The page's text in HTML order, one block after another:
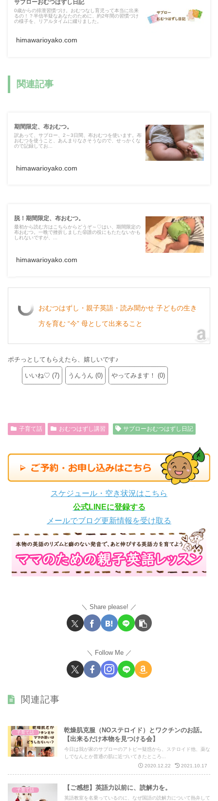
サブローおむつはずし日記
0歳からの排泄習慣づけ。おむつなし育児って本当に出来
るの！？半信半疑なあなたのために、約2年間の習慣づけ
の様子を、リアルタイムに綴りました。
himawarioyako.com
関連記事
期間限定、布おむつ。
訳あって、サブロー、2～3日間、布おむつを使います。布
おむつを使うこと、あんまりなさそうなので、せっかくな
ので記録してお...
himawarioyako.com
脱！期間限定、布おむつ。
最初から読む方はこちらからどうぞ～♡はい、期間限定の
布おむつ。一晩で挫折しました😝誰の役にもたたないかも
しれないですが、...
himawarioyako.com
おむつはずし・親子英語・読み聞かせ 子どもの生き
方を育む “今” 母として出来ること
ポチっとしてもらえたら、嬉しいです♪
いいね♡ (7) うんうん (0) やってみます！ (0)
子育て話 おむつはずし講習 サブローおむつはずし日記
スケジュール・空き状況はこちら
公式LINEに登録する
メールでブログ更新情報を受け取る
Share please!
Follow Me
関連記事
子育て話
乾燥肌克服（NOステロイド）とワクチンのお話。
【出来るだけ本物を見つける会】
今日は我が家のサブローのアトピー疑惑から、ステロイド他、薬な
しでなんとか普通の肌に近づいてきたところ...
2020.12.22
2021.10.17
子育て話 【ご感想】英語力以前に、読解力を。
英語教室を名乗っているのに、なぜ国語の読解力について熱弁して